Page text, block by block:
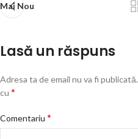
Mai Nou
Lasă un răspuns
Adresa ta de email nu va fi publicată.
cu *
Comentariu *